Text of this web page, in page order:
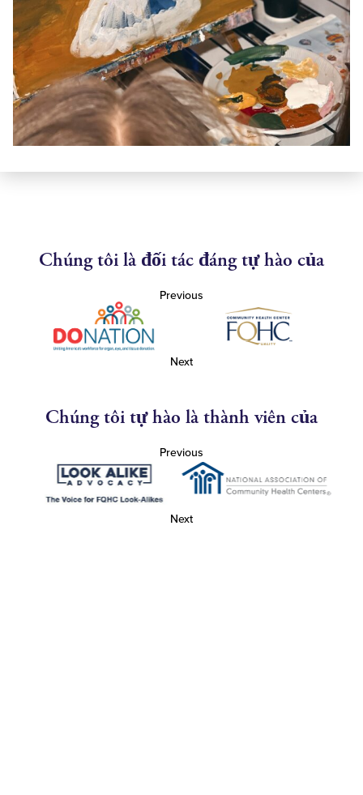
Chúng tôi là đối tác đáng tự hào của
Previous
Next
Chúng tôi tự hào là thành viên của
Previous
Next